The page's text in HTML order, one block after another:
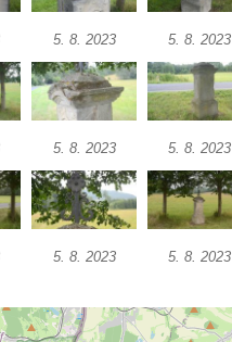
kříž před kostelem svatých Petra a
v Jeníkově
návsi v Jeníkově
křižovatce v Teplické ulici v Lahošti
Pěti lip na pastvině severovýchodně
5. 8. 2023 5. 8. 2023
5. 8. 2023 5. 8. 2023
5. 8. 2023 5. 8. 2023